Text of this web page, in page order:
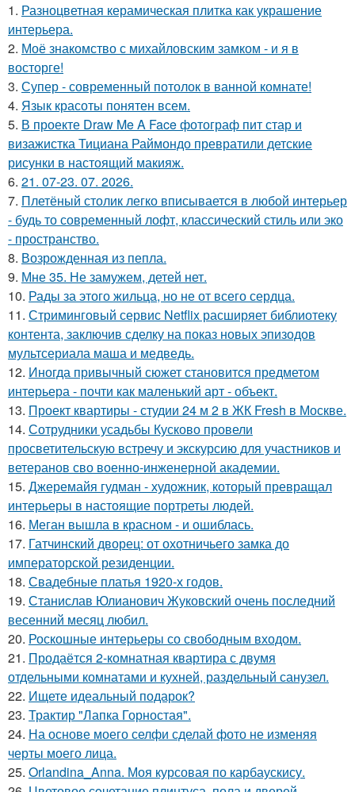
1. Разноцветная керамическая плитка как украшение
интерьера.
2. Моё знакомство с михайловским замком - и я в
восторге!
3. Супер - современный потолок в ванной комнате!
4. Язык красоты понятен всем.
5. В проекте Draw Me A Face фотограф пит стар и
визажистка Тициана Раймондо превратили детские
рисунки в настоящий макияж.
6. 21. 07-23. 07. 2026.
7. Плетёный столик легко вписывается в любой интерьер
- будь то современный лофт, классический стиль или эко
- пространство.
8. Возрожденная из пепла.
9. Мне 35. Не замужем, детей нет.
10. Рады за этого жильца, но не от всего сердца.
11. Стриминговый сервис Netflix расширяет библиотеку
контента, заключив сделку на показ новых эпизодов
мультсериала маша и медведь.
12. Иногда привычный сюжет становится предметом
интерьера - почти как маленький арт - объект.
13. Проект квартиры - студии 24 м 2 в ЖК Fresh в Москве.
14. Сотрудники усадьбы Кусково провели
просветительскую встречу и экскурсию для участников и
ветеранов сво военно-инженерной академии.
15. Джеремайя гудман - художник, который превращал
интерьеры в настоящие портреты людей.
16. Меган вышла в красном - и ошиблась.
17. Гатчинский дворец: от охотничьего замка до
императорской резиденции.
18. Свадебные платья 1920-х годов.
19. Станислав Юлианович Жуковский очень последний
весенний месяц любил.
20. Роскошные интерьеры со свободным входом.
21. Продаётся 2-комнатная квартира с двумя
отдельными комнатами и кухней, раздельный санузел.
22. Ищете идеальный подарок?
23. Трактир "Лапка Горностая".
24. На основе моего селфи сделай фото не изменяя
черты моего лица.
25. Orlandina_Anna. Моя курсовая по карбаускису.